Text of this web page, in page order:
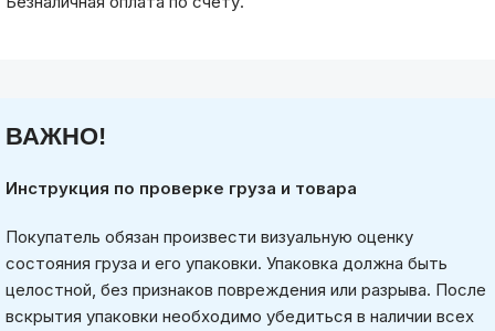
ВАЖНО!
Инструкция по проверке груза и товара
Покупатель обязан произвести визуальную оценку
состояния груза и его упаковки. Упаковка должна быть
целостной, без признаков повреждения или разрыва. После
вскрытия упаковки необходимо убедиться в наличии всех